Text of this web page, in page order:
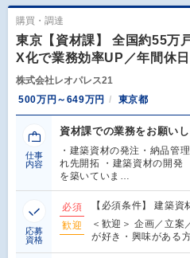
購買・調達
東京【資材課】 全国約55万
X化で業務効率UP／年間休
株式会社レオパレス21
500万円～649万円
東京都
仕事
内容
資材課での業務をお願いし
・建築資材の発注・納品管
れ先開拓 ・建築資材の開
を築いていま…
応募
資格
必須
【必須条件】 建築
歓迎
＜歓迎＞ 企画／立案
が好き・興味がある